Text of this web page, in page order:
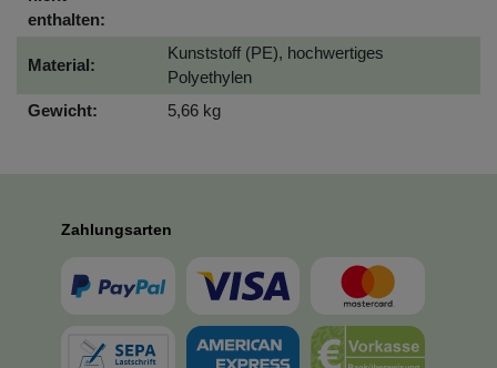
enthalten:
Material:
Kunststoff (PE), hochwertiges
Polyethylen
Gewicht:
5,66 kg
Zahlungsarten